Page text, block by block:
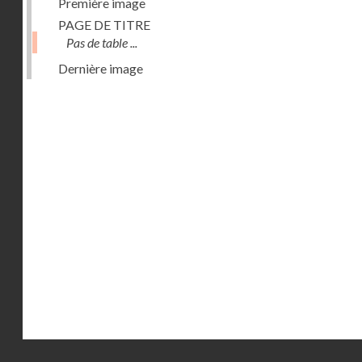
PAGE DE TITRE
Pas de table ...
Dernière image